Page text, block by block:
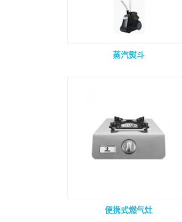
蒸汽熨斗
便携式燃气灶